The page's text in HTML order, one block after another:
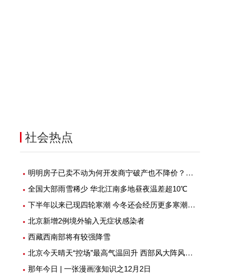
社会热点
明明房子已卖不动为何开发商宁破产也不降价？究竟是什么原因？
全国大部雨雪稀少 华北江南多地昼夜温差超10℃
下半年以来已现四轮寒潮 今冬还会经历更多寒潮吗？
北京新增2例境外输入无症状感染者
西藏西南部将有较强降雪
北京今天晴天“控场”最高气温回升 西部风大阵风七级左右
那年今日 | 一张漫画涨知识之12月2日